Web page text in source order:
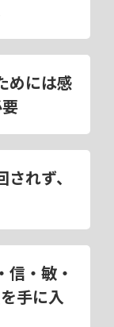
めには感
れず、
・敏・
手に入